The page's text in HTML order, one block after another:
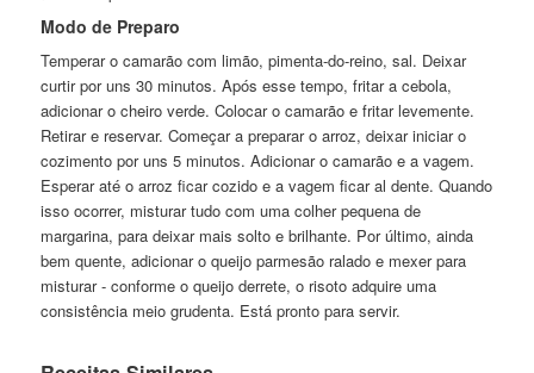
Modo de Preparo
Temperar o camarão com limão, pimenta-do-reino, sal. Deixar
curtir por uns 30 minutos. Após esse tempo, fritar a cebola,
adicionar o cheiro verde. Colocar o camarão e fritar levemente.
Retirar e reservar. Começar a preparar o arroz, deixar iniciar o
cozimento por uns 5 minutos. Adicionar o camarão e a vagem.
Esperar até o arroz ficar cozido e a vagem ficar al dente. Quando
isso ocorrer, misturar tudo com uma colher pequena de
margarina, para deixar mais solto e brilhante. Por último, ainda
bem quente, adicionar o queijo parmesão ralado e mexer para
misturar - conforme o queijo derrete, o risoto adquire uma
consistência meio grudenta. Está pronto para servir.